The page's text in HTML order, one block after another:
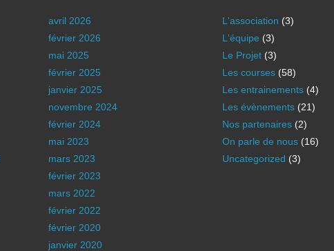
avril 2026
février 2026
mai 2025
février 2025
janvier 2025
novembre 2024
février 2024
mai 2023
mars 2023
février 2023
mars 2022
février 2022
février 2020
janvier 2020
L'association (3)
L'équipe (3)
Le Projet(3)
Les courses(58)
Les entrainements(4)
Les évènements(21)
Nos partenaires(2)
On parle de nous(16)
Uncategorized (3)